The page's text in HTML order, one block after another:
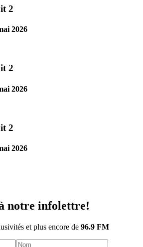
2
2026
2
2026
2
2026
notre infolettre!
et plus encore de 96.9 FM